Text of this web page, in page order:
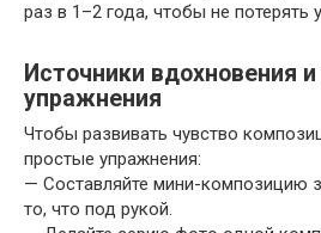
раз в 1–2 года, чтобы не потерять
Источники вдохновения
упражнения
Чтобы развивать чувство
простые упражнения:
— Составляйте мини-композицию
то, что под рукой.